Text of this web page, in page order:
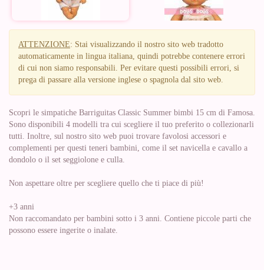
ATTENZIONE: Stai visualizzando il nostro sito web tradotto
automaticamente in lingua italiana, quindi potrebbe contenere errori
di cui non siamo responsabili. Per evitare questi possibili errori, si
prega di passare alla versione inglese o spagnola dal sito web.
Scopri le simpatiche Barriguitas Classic Summer bimbi 15 cm di Famosa.
Sono disponibili 4 modelli tra cui scegliere il tuo preferito o collezionarli
tutti. Inoltre, sul nostro sito web puoi trovare favolosi accessori e
complementi per questi teneri bambini, come il set navicella e cavallo a
dondolo o il set seggiolone e culla.
Non aspettare oltre per scegliere quello che ti piace di più!
+3 anni
Non raccomandato per bambini sotto i 3 anni. Contiene piccole parti che
possono essere ingerite o inalate.